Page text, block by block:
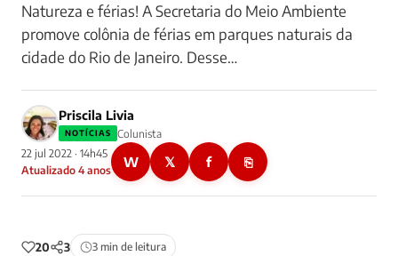
Natureza e férias! A Secretaria do Meio Ambiente
promove colônia de férias em parques naturais da
cidade do Rio de Janeiro. Desse…
Priscila Livia
NOTÍCIAS
Colunista
22 jul 2022 · 14h45
Atualizado 4 anos
W 𝕏 f ⎘
20 3 3 min de leitura